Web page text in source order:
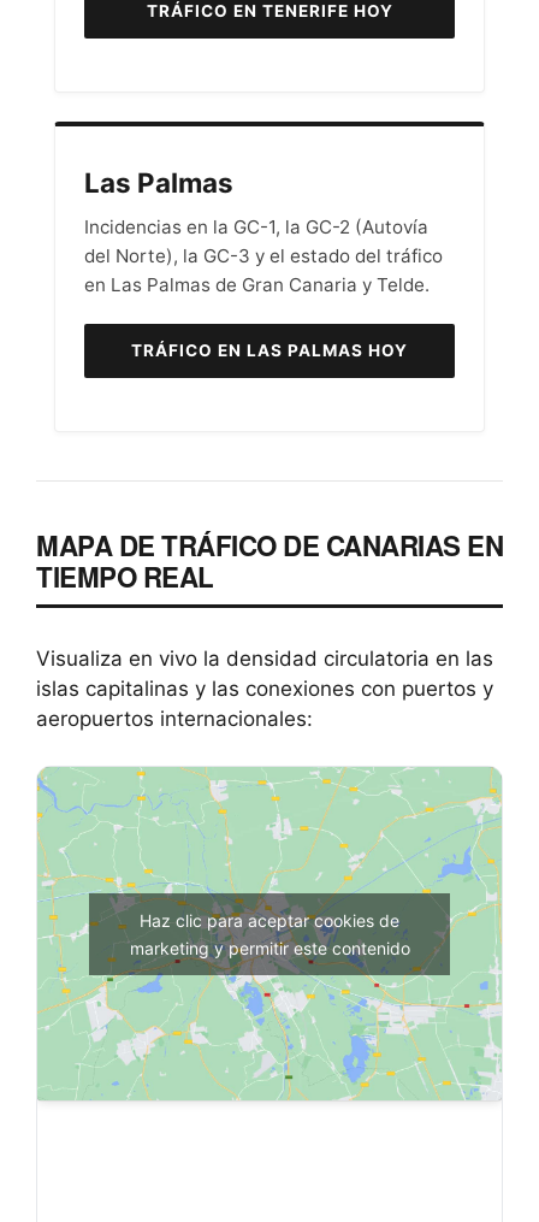
TRÁFICO EN TENERIFE HOY
Las Palmas
Incidencias en la GC-1, la GC-2 (Autovía
del Norte), la GC-3 y el estado del tráfico
en Las Palmas de Gran Canaria y Telde.
TRÁFICO EN LAS PALMAS HOY
MAPA DE TRÁFICO DE CANARIAS EN
TIEMPO REAL
Visualiza en vivo la densidad circulatoria en las
islas capitalinas y las conexiones con puertos y
aeropuertos internacionales:
Haz clic para aceptar cookies de
marketing y permitir este contenido